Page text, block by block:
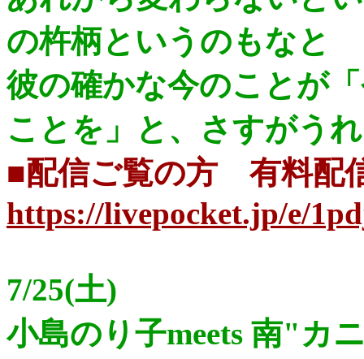
の杵柄というのもなと
彼の確かな今のことが
ことを」と、さすがう
■配信ご覧の方 有料
https://livepocket.jp/e/
7/25(土)
小島のり子meets 南"カ